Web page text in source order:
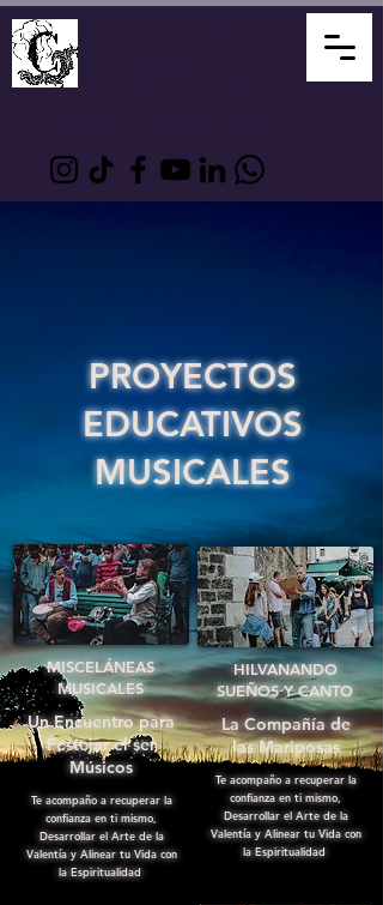
PROYECTOS
EDUCATIVOS
MUSICALES
MISCELÁNEAS
MUSICALES
Un Encuentro para
Festejar el ser
Músicos
Te acompaño a recuperar la
confianza en ti mismo,
Desarrollar el Arte de la
Valentía y Alinear tu Vida con
la Espiritualidad
HILVANANDO
SUEÑOS Y CANTO
La Compañía de
las Mariposas
Te acompaño a recuperar la
confianza en ti mismo,
Desarrollar el Arte de la
Valentía y Alinear tu Vida con
la Espiritualidad